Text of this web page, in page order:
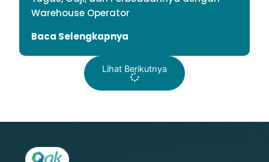
Warehouse Operator
Baca Selengkapnya
Lihat Berikutnya